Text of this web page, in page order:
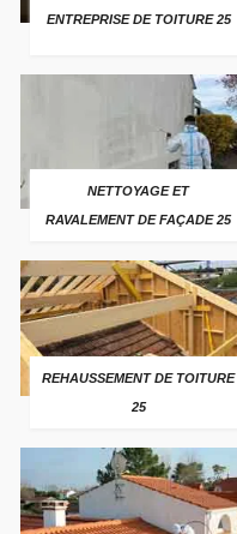
ENTREPRISE DE TOITURE 25
NETTOYAGE ET
RAVALEMENT DE FAÇADE 25
REHAUSSEMENT DE TOITURE
25